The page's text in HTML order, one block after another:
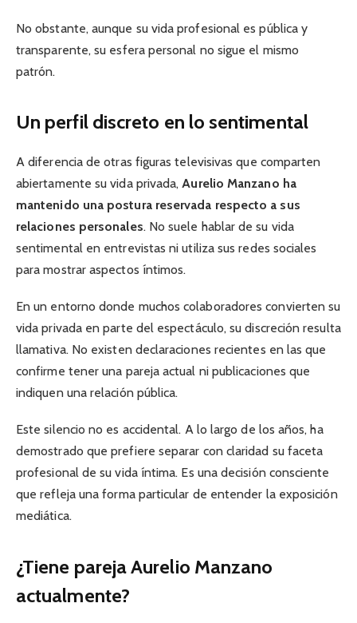
No obstante, aunque su vida profesional es pública y
transparente, su esfera personal no sigue el mismo
patrón.
Un perfil discreto en lo sentimental
A diferencia de otras figuras televisivas que comparten
abiertamente su vida privada,Aurelio Manzano ha
mantenido una postura reservada respecto a sus
relaciones personales. No suele hablar de su vida
sentimental en entrevistas ni utiliza sus redes sociales
para mostrar aspectos íntimos.
En un entorno donde muchos colaboradores convierten su
vida privada en parte del espectáculo, su discreción resulta
llamativa. No existen declaraciones recientes en las que
confirme tener una pareja actual ni publicaciones que
indiquen una relación pública.
Este silencio no es accidental. A lo largo de los años, ha
demostrado que prefiere separar con claridad su faceta
profesional de su vida íntima. Es una decisión consciente
que refleja una forma particular de entender la exposición
mediática.
¿Tiene pareja Aurelio Manzano
actualmente?